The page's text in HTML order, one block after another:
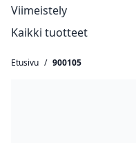
Viimeistely
Kaikki tuotteet
Etusivu / 900105